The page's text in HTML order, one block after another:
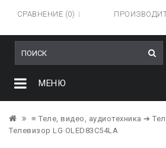
СРАВНЕНИЕ (0)
МЕНЮ
≡ Теле, видео, аудиотехника ➔
Телевизор LG OLED83C54LA